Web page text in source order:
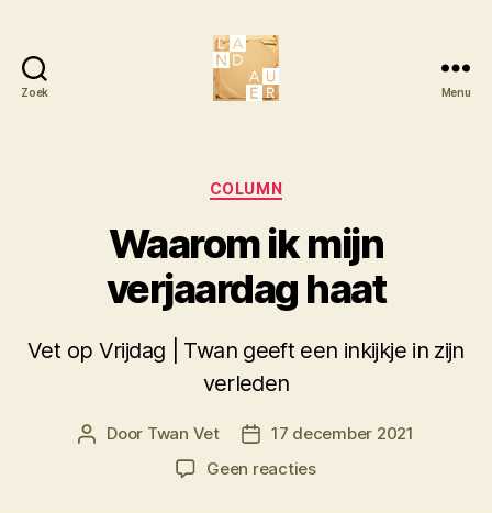
Zoek Menu
Categorieën
COLUMN
Waarom ik mijn
verjaardag haat
Vet op Vrijdag | Twan geeft een inkijkje in zijn
verleden
Berichtauteur
Door Twan Vet Berichtdatum
17 december 2021
Geen reactiesop